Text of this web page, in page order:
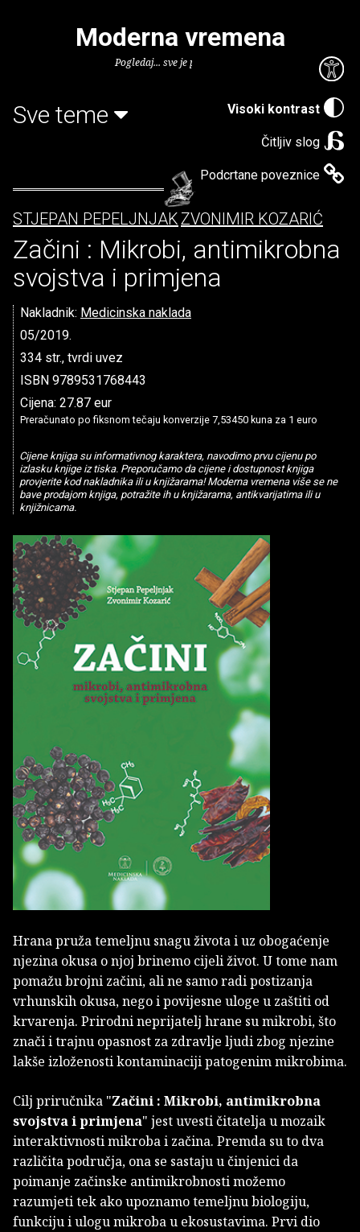
Visoki kontrast
Čitljiv slog
Podcrtane poveznice
Moderna vremena
Pogledaj... sve je puno knjiga.
Sve teme
STJEPAN PEPELJNJAKZVONIMIR KOZARIĆ
Začini : Mikrobi, antimikrobna
svojstva i primjena
Nakladnik: Medicinska naklada
05/2019.
334 str., tvrdi uvez
ISBN 9789531768443
Cijena: 27.87 eur
Preračunato po fiksnom tečaju konverzije 7,53450 kuna za 1 euro
Cijene knjiga su informativnog karaktera, navodimo prvu cijenu po
izlasku knjige iz tiska. Preporučamo da cijene i dostupnost knjiga
provjerite kod nakladnika ili u knjižarama! Moderna vremena više se ne
bave prodajom knjiga, potražite ih u knjižarama, antikvarijatima ili u
knjižnicama.
Hrana pruža temeljnu snagu života i uz obogaćenje
njezina okusa o njoj brinemo cijeli život. U tome nam
pomažu brojni začini, ali ne samo radi postizanja
vrhunskih okusa, nego i povijesne uloge u zaštiti od
krvarenja. Prirodni neprijatelj hrane su mikrobi, što
znači i trajnu opasnost za zdravlje ljudi zbog njezine
lakše izloženosti kontaminaciji patogenim mikrobima.
Cilj priručnika "Začini : Mikrobi, antimikrobna
svojstva i primjena" jest uvesti čitatelja u mozaik
interaktivnosti mikroba i začina. Premda su to dva
različita područja, ona se sastaju u činjenici da
poimanje začinske antimikrobnosti možemo
razumjeti tek ako upoznamo temeljnu biologiju,
funkciju i ulogu mikroba u ekosustavima. Prvi dio